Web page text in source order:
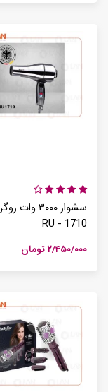
سشوار ۳۰۰۰
RU - 1710
۲/۴۵۰/۰۰۰ تومان